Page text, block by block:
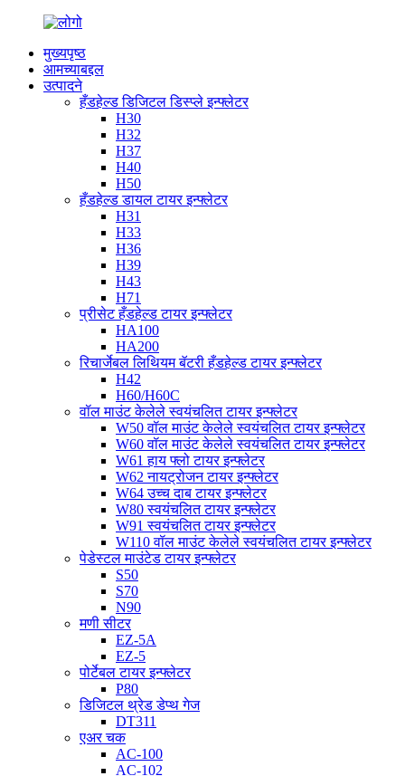
मुख्यपृष्ठ
आमच्याबद्दल
उत्पादने
हँडहेल्ड डिजिटल डिस्प्ले इन्फ्लेटर
H30
H32
H37
H40
H50
हँडहेल्ड डायल टायर इन्फ्लेटर
H31
H33
H36
H39
H43
H71
प्रीसेट हँडहेल्ड टायर इन्फ्लेटर
HA100
HA200
रिचार्जेबल लिथियम बॅटरी हँडहेल्ड टायर इन्फ्लेटर
H42
H60/H60C
वॉल माउंट केलेले स्वयंचलित टायर इन्फ्लेटर
W50 वॉल माउंट केलेले स्वयंचलित टायर इन्फ्लेटर
W60 वॉल माउंट केलेले स्वयंचलित टायर इन्फ्लेटर
W61 हाय फ्लो टायर इन्फ्लेटर
W62 नायट्रोजन टायर इन्फ्लेटर
W64 उच्च दाब टायर इन्फ्लेटर
W80 स्वयंचलित टायर इन्फ्लेटर
W91 स्वयंचलित टायर इन्फ्लेटर
W110 वॉल माउंट केलेले स्वयंचलित टायर इन्फ्लेटर
पेडेस्टल माउंटेड टायर इन्फ्लेटर
S50
S70
N90
मणी सीटर
EZ-5A
EZ-5
पोर्टेबल टायर इन्फ्लेटर
P80
डिजिटल थ्रेड डेप्थ गेज
DT311
एअर चक
AC-100
AC-102